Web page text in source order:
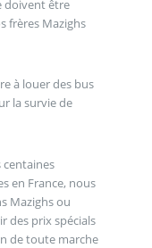
doivent être
frères Mazighs
à louer des bus
la survie de
centaines
en France, nous
Mazighs ou
des prix spécials
de toute marche